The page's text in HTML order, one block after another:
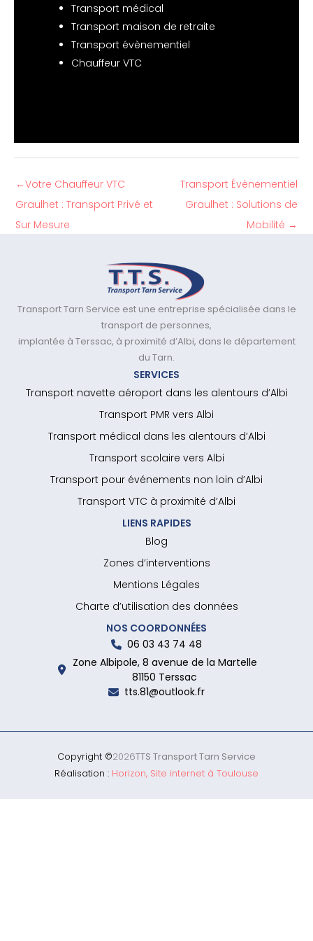
Transport médical
Transport maison de retraite
Transport évènementiel
Chauffeur VTC
←Votre Chauffeur VTC
Graulhet : Transport Privé et
Sur Mesure
Transport Évènementiel
Graulhet : Solutions de
Mobilité →
Transport Tarn Service est une entreprise spécialisée dans le
transport de personnes,
implantée à Terssac, à proximité d’Albi, dans le département
du Tarn.
SERVICES
Transport navette aéroport dans les alentours d’Albi
Transport PMR vers Albi
Transport médical dans les alentours d’Albi
Transport scolaire vers Albi
Transport pour événements non loin d’Albi
Transport VTC à proximité d’Albi
LIENS RAPIDES
Blog
Zones d’interventions
Mentions Légales
Charte d’utilisation des données
NOS COORDONNÉES
06 03 43 74 48
Zone Albipole, 8 avenue de la Martelle
81150 Terssac
tts.81@outlook.fr
Copyright ©2026TTS Transport Tarn Service
Réalisation : Horizon, Site internet à Toulouse